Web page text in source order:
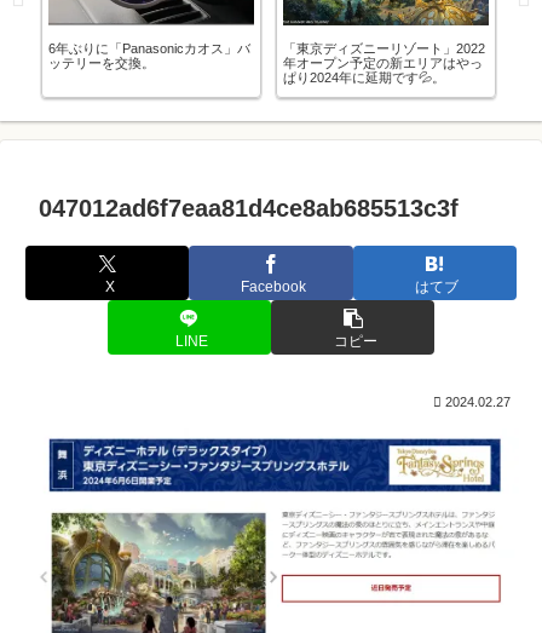
6年ぶりに「Panasonicカオス」バ
ッテリーを交換。
「東京ディズニーリゾート」2022
年オープン予定の新エリアはやっ
ぱり2024年に延期です💦。
047012ad6f7eaa81d4ce8ab685513c3f
X Facebook はてブ
LINE コピー
2024.02.27